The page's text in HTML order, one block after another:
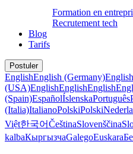
Formation en
Recrutement tech
Blog
Tarifs
Postuler
EnglishEnglish (Germany)English
(USA)EnglishEnglishEnglish
(Spain)EspañolÍslenskaPortuguês
(Italia)ItalianoPolskiPolski
Việt한국어ČeštinaSlovenščina
kalbaКыргызчаGalegoEuskara